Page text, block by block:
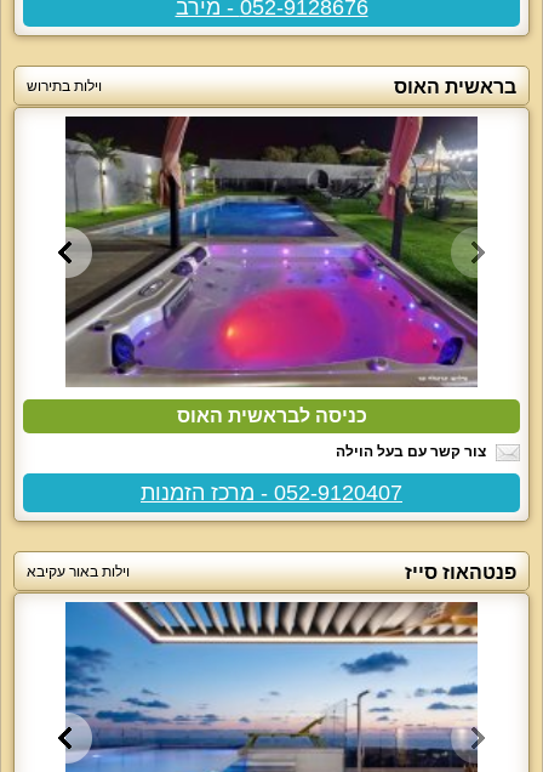
052-9128676 - מירב
בראשית האוס וילות בתירוש
כניסה לבראשית האוס
צור קשר עם בעל הוילה
052-9120407 - מרכז הזמנות
פנטהאוז סייז וילות באור עקיבא